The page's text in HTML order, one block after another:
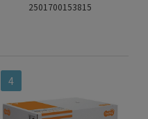
2501700153815
4